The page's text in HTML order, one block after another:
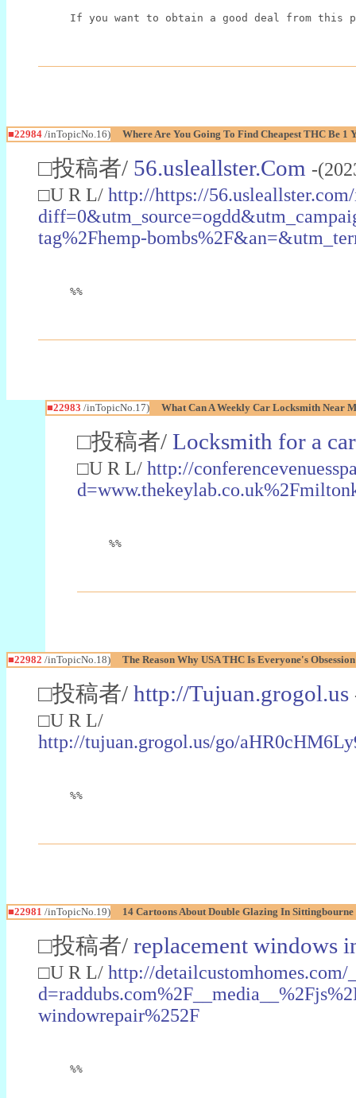
If you want to obtain a good deal from this
■22984 /inTopicNo.16) Where Are You Going To Find Cheapest THC Be 1
□投稿者/ 56.usleallster.Com -
□U R L/ http://https://
tag%2Fhemp-
%%
■22983 /inTopicNo.17) What Can A Weekly Car Locksmith Near
□投稿者/ Locksmith for a car
□U R L/ http://
%%
■22982 /inTopicNo.18) The Reason Why USA THC Is Everyone's
□投稿者/ http://Tujuan.grogol.us
□U R L/
http://tujuan.grogol.us/go/
%%
■22981 /inTopicNo.19) 14 Cartoons About Double Glazing In
□投稿者/ replacement windows
□U R L/ http://detailcustomhomes.com/
windowrepair%252F
%%